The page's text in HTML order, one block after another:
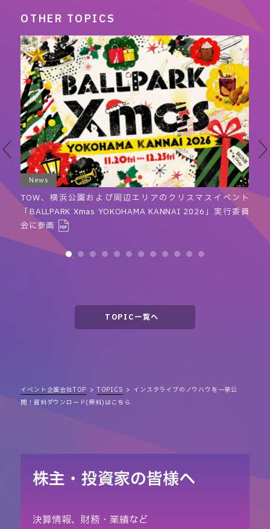
OTHER TOPICS
News
TOW、横浜公園および周辺エリアのクリスマスイベント
「BALLPARK Xmas YOKOHAMA KANNAI 2026」実行委員
会に参画
TOPIC一覧へ
イベント企画会社TOP TOPICS
インスタライブのノウハウを一挙公
開！資料ダウンロード(無料)はこちら
株主・投資家の皆様へ
決算情報、財務・業績など